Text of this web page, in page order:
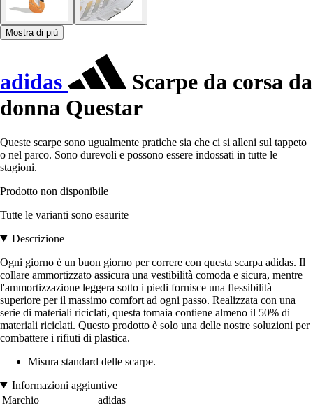
Mostra di più
adidas
Scarpe da corsa da
donna Questar
Queste scarpe sono ugualmente pratiche sia che ci si alleni sul tappeto
o nel parco. Sono durevoli e possono essere indossati in tutte le
stagioni.
Prodotto non disponibile
Tutte le varianti sono esaurite
Descrizione
Ogni giorno è un buon giorno per correre con questa scarpa adidas. Il
collare ammortizzato assicura una vestibilità comoda e sicura, mentre
l'ammortizzazione leggera sotto i piedi fornisce una flessibilità
superiore per il massimo comfort ad ogni passo. Realizzata con una
serie di materiali riciclati, questa tomaia contiene almeno il 50% di
materiali riciclati. Questo prodotto è solo una delle nostre soluzioni per
combattere i rifiuti di plastica.
Misura standard delle scarpe.
Informazioni aggiuntive
Marchio
adidas